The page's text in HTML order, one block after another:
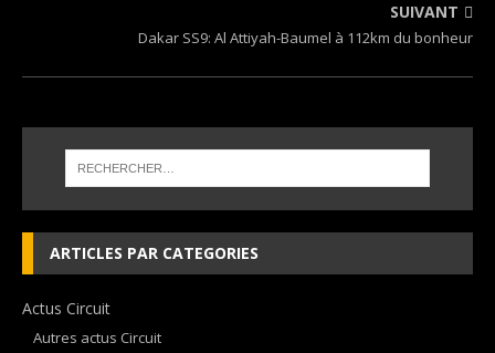
SUIVANT
Dakar SS9: Al Attiyah-Baumel à 112km du bonheur
ARTICLES PAR CATEGORIES
Actus Circuit
Autres actus Circuit